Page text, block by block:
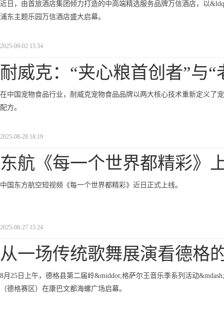
近日，由首旅酒店集团倾力打造的中高端精选服务品牌万信酒店，以
浦东主题乐园万信酒店盛大启幕。
2025-09-02 15:34
耐威克：“夹心粮首创者”与“
在中国宠物食品行业，耐威克宠物食品品牌以两大核心技术重新定义了
配方。
2025-08-28 18:19
东航《每一个世界都精彩》
中国东方航空短视频《每一个世界都精彩》近日正式上线。
2025-08-27 15:24
从一场传统歌舞展演看德格
8月25日上午，德格县第二届岭&middot;格萨尔王音乐季系列活动
（德格赛区）在康巴文都海螺广场启幕。